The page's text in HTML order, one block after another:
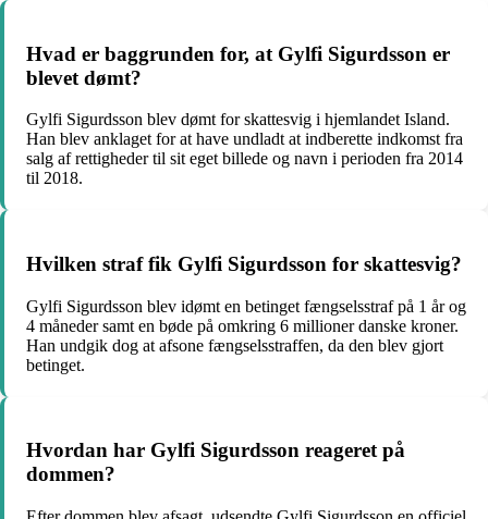
Hvad er baggrunden for, at Gylfi Sigurdsson er
blevet dømt?
Gylfi Sigurdsson blev dømt for skattesvig i hjemlandet Island.
Han blev anklaget for at have undladt at indberette indkomst fra
salg af rettigheder til sit eget billede og navn i perioden fra 2014
til 2018.
Hvilken straf fik Gylfi Sigurdsson for skattesvig?
Gylfi Sigurdsson blev idømt en betinget fængselsstraf på 1 år og
4 måneder samt en bøde på omkring 6 millioner danske kroner.
Han undgik dog at afsone fængselsstraffen, da den blev gjort
betinget.
Hvordan har Gylfi Sigurdsson reageret på
dommen?